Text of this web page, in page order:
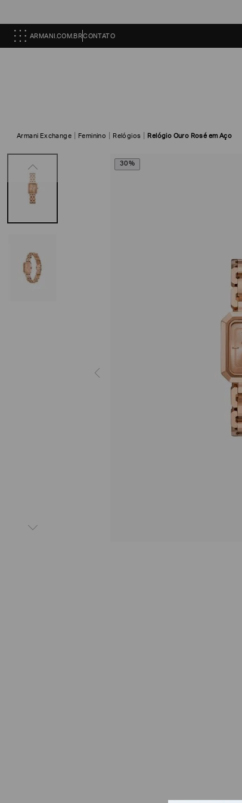
ARMANI.COM.BRCONTATO
Armani Exchange Feminino Relógios Relógio Ouro Rosé em Aço
30%